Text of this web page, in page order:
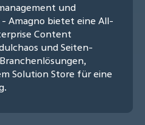
und
Amagno bietet eine All-
Content
und Seiten-
Solution Store für eine